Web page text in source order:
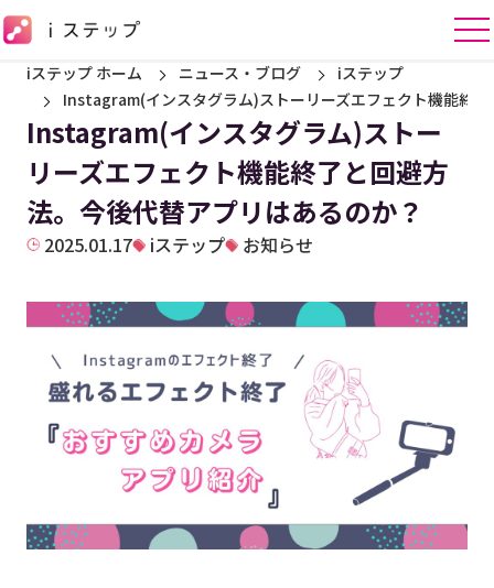
iステップ ホーム ニュース・ブログ
iステップ
Instagram(インスタグラム)ストーリーズエフェクト機能終
Instagram(インスタグラム)ストー
リーズエフェクト機能終了と回避方
法。今後代替アプリはあるのか？
2025.01.17 iステップ お知らせ